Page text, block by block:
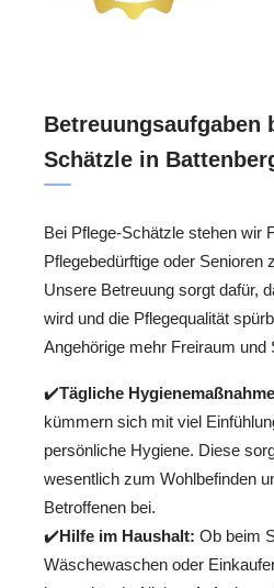
Betreuungsaufgaben
Schätzle in
Bei Pflege-Schätzle stehen wir
Pflegebedürftige oder Senioren
Unsere Betreuung sorgt dafür,
wird und die Pflegequalität
Angehörige mehr Freiraum und
✔️Tägliche
kümmern sich mit viel
persönliche Hygiene. Diese
wesentlich zum Wohlbefinden
Betroffenen bei.
✔️Hilfe im Haushalt: Ob beim
Wäschewaschen oder